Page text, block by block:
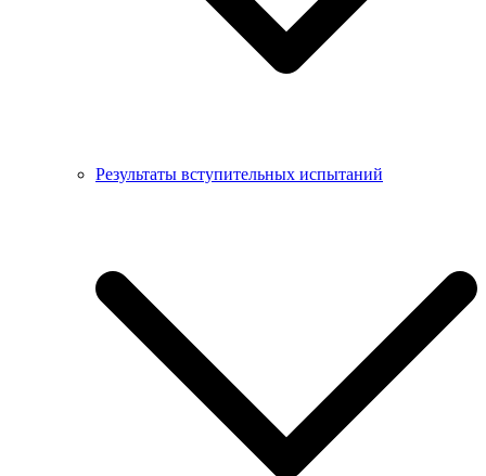
Результаты вступительных испытаний